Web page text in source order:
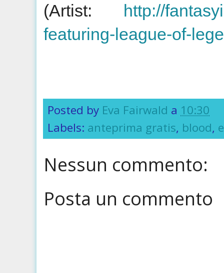
(Artist: http://
featuring-league-of-
Posted by Eva Fairwald a 10:30
Labels: anteprima gratis, blood,
Nessun commento:
Posta un commento